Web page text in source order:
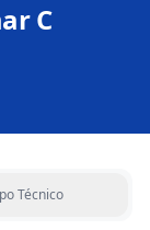
C
Técnico